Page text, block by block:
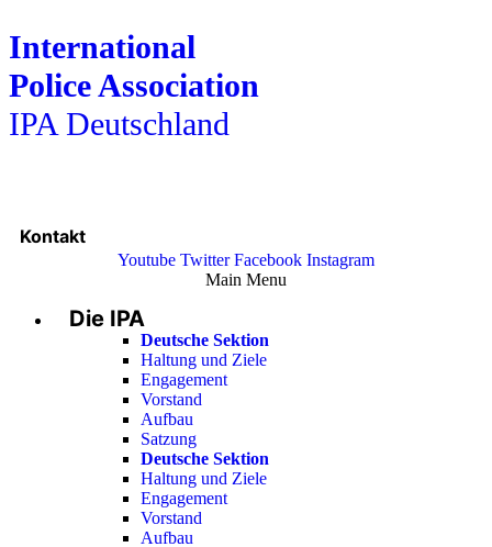
International
Police Association
IPA Deutschland
Kontakt
Youtube Twitter Facebook Instagram
Main Menu
Die IPA
Deutsche Sektion
Haltung und Ziele
Engagement
Vorstand
Aufbau
Satzung
Deutsche Sektion
Haltung und Ziele
Engagement
Vorstand
Aufbau